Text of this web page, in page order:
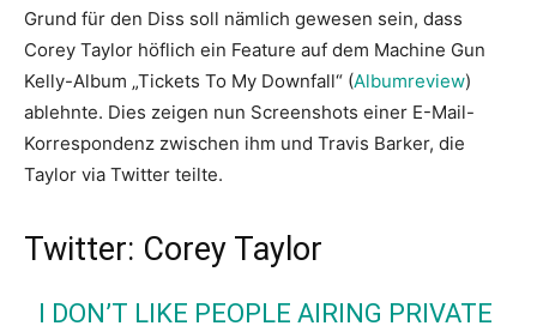
Grund für den Diss soll nämlich gewesen sein, dass
Corey Taylor höflich ein Feature auf dem Machine Gun
Kelly-Album „Tickets To My Downfall“ (Albumreview)
ablehnte. Dies zeigen nun Screenshots einer E-Mail-
Korrespondenz zwischen ihm und Travis Barker, die
Taylor via Twitter teilte.
Twitter: Corey Taylor
I DON’T LIKE PEOPLE AIRING PRIVATE